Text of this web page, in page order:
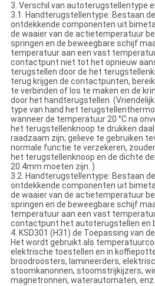
3. Verschil van autoterugstellentype
3.1. Handterugstellentype: Bestaan
ontdekkende componenten uit
de waaier van de actietemperatuur
springen en de beweegbare schijf
temperatuur aan een vast
contactpunt niet tot het opnieuw
terugstellen door de het
terug krijgen de contactpunten,
te verbinden of los te maken en de
door het handterugstellen.
type van hand het
wanneer de temperatuur 20 °C na
het terugstellenknoop te drukken
raadzaam zijn; gelieve te gebruiken
normale functie te verzekeren,
het terugstellenknoop en de dichte
20.4mm moeten zijn. )
3.2. Handterugstellentype: Bestaan
ontdekkende componenten uit
de waaier van de actietemperatuur
springen en de beweegbare schijf
temperatuur aan een vast
contactpunt het autoterugstellen en
4. KSD301 (H31) de Toepassing van
Het wordt gebruikt als
elektrische toestellen en in
broodroosters, lamineerders,
stoomkanonnen, stoomstrijkijzers,
magnetronnen, waterautomaten,